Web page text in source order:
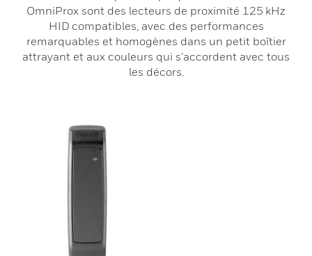
OmniProx sont des lecteurs de proximité 125 kHz
HID compatibles, avec des performances
remarquables et homogènes dans un petit boîtier
attrayant et aux couleurs qui s’accordent avec tous
les décors.